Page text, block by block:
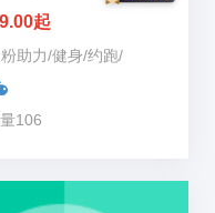
起
助力/健身/约跑/
106